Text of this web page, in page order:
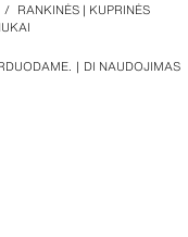
DI NAUDOJIMAS
/ RANKINĖS | KUPRINĖS